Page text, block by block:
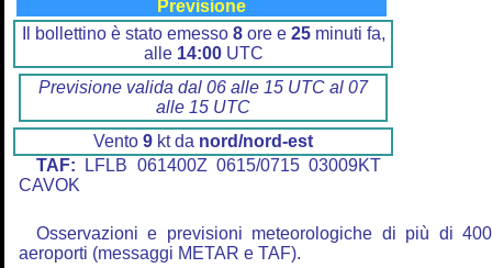
Previsione
Il bollettino è stato emesso 8ore e 25minuti fa,
alle 14:00UTC
Previsione valida dal 06 alle 15 UTC al 07
alle 15 UTC
Vento 9 kt da nord/nord-est
TAF: LFLB 061400Z 0615/0715 03009KT
CAVOK
Osservazioni e previsioni meteorologiche di più di
aeroporti (messaggi METAR e TAF).